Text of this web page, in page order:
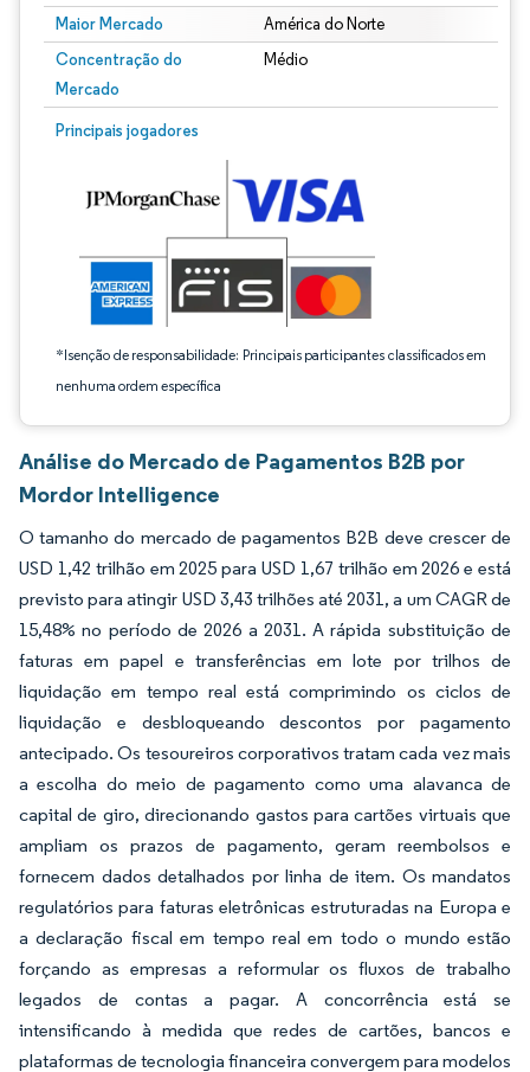
Maior Mercado América do Norte
Concentração do
Mercado
Médio
Principais jogadores
*Isenção de responsabilidade: Principais participantes classificados em
nenhuma ordem específica
Imagem © Mordor Intelligence. O reuso requer atribuição conforme CC BY 4.0.
Análise do Mercado de Pagamentos B2B por
Mordor Intelligence
O tamanho do mercado de pagamentos B2B deve crescer de
USD 1,42 trilhão em 2025 para USD 1,67 trilhão em 2026 e está
previsto para atingir USD 3,43 trilhões até 2031, a um CAGR de
15,48% no período de 2026 a 2031. A rápida substituição de
faturas em papel e transferências em lote por trilhos de
liquidação em tempo real está comprimindo os ciclos de
liquidação e desbloqueando descontos por pagamento
antecipado. Os tesoureiros corporativos tratam cada vez mais
a escolha do meio de pagamento como uma alavanca de
capital de giro, direcionando gastos para cartões virtuais que
ampliam os prazos de pagamento, geram reembolsos e
fornecem dados detalhados por linha de item. Os mandatos
regulatórios para faturas eletrônicas estruturadas na Europa e
a declaração fiscal em tempo real em todo o mundo estão
forçando as empresas a reformular os fluxos de trabalho
legados de contas a pagar. A concorrência está se
intensificando à medida que redes de cartões, bancos e
plataformas de tecnologia financeira convergem para modelos